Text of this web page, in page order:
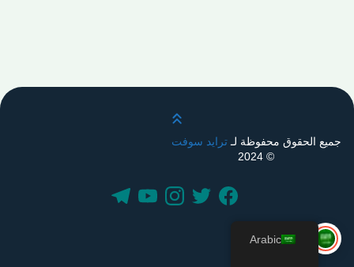
قم بالتمرير لأعلى
جميع الحقوق محفوظة لـترايد سوفت
© 2024
Arabic